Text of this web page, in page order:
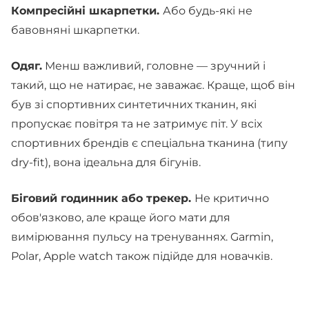
Компресійні шкарпетки. Або будь-які не
бавовняні шкарпетки.
Одяг. Менш важливий, головне — зручний і
такий, що не натирає, не заважає. Краще, щоб він
був зі спортивних синтетичних тканин, які
пропускає повітря та не затримує піт. У всіх
спортивних брендів є спеціальна тканина (типу
dry-fit), вона ідеальна для бігунів.
Біговий годинник або трекер. Не критично
обов'язково, але краще його мати для
вимірювання пульсу на тренуваннях. Garmin,
Polar, Apple watch також підійде для новачків.